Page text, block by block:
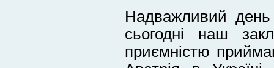
Надважливий день
сьогодні наш
приємністю